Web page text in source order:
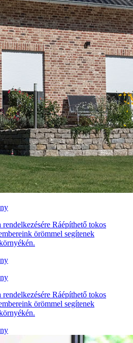
Ráépíthető tokos
örömmel segítenek
Ráépíthető tokos
örömmel segítenek